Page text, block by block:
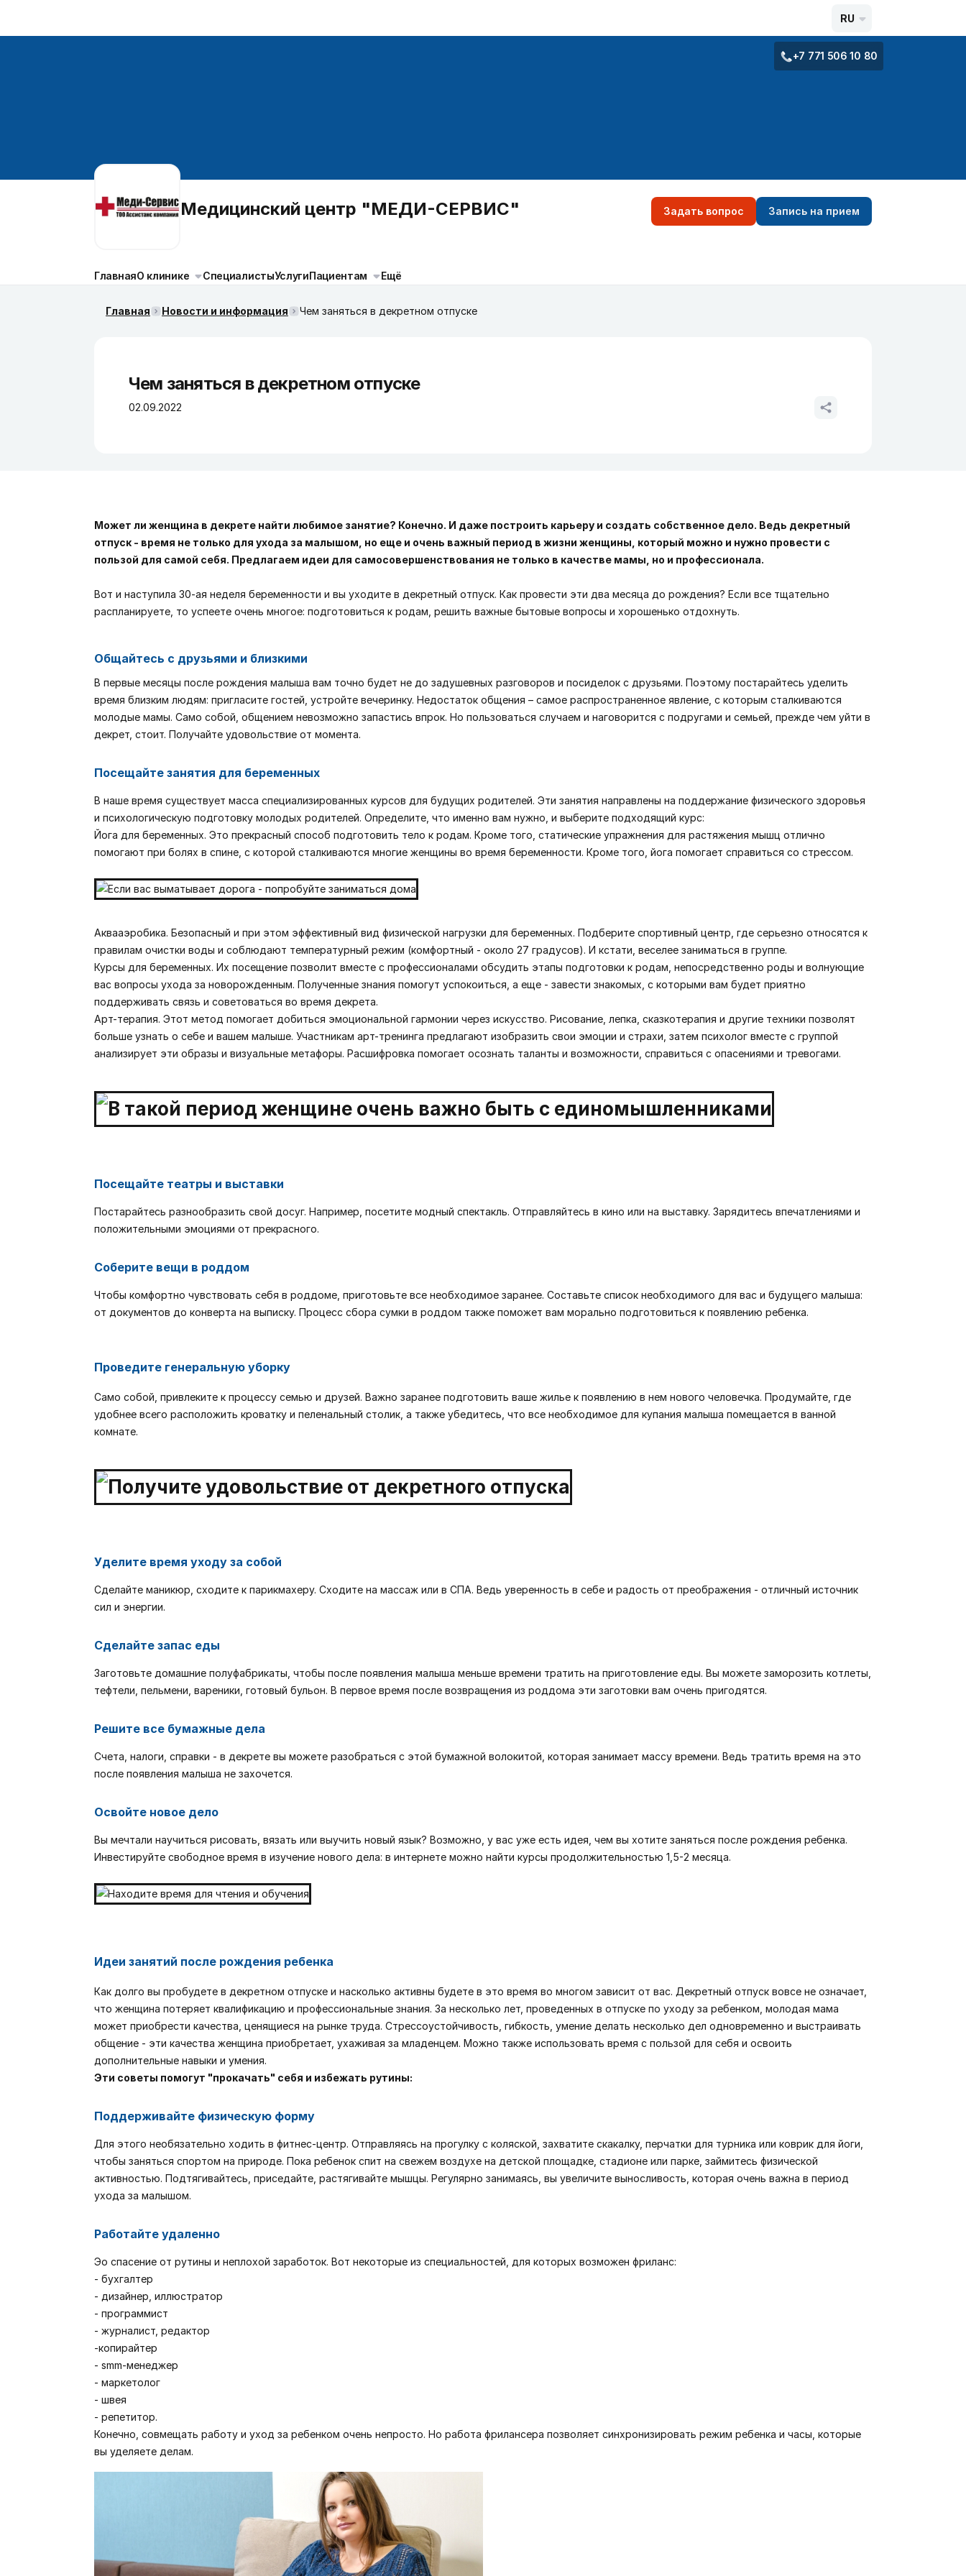
RU
+7 771 506 10 80
Медицинский центр "МЕДИ-СЕРВИС" Задать вопрос Запись на прием
ГлавнаяО клинике СпециалистыУслугиПациентам Ещё
Главная Новости и информация Чем заняться в декретном отпуске
Чем заняться в декретном отпуске
02.09.2022
Может ли женщина в декрете найти любимое занятие? Конечно. И даже построить карьеру и создать собственное дело. Ведь декретный
отпуск - время не только для ухода за малышом, но еще и очень важный период в жизни женщины, который можно и нужно провести с
пользой для самой себя. Предлагаем идеи для самосовершенствования не только в качестве мамы, но и профессионала.
Вот и наступила 30-ая неделя беременности и вы уходите в декретный отпуск. Как провести эти два месяца до рождения? Если все тщательно
распланируете, то успеете очень многое: подготовиться к родам, решить важные бытовые вопросы и хорошенько отдохнуть.
Общайтесь с друзьями и близкими
В первые месяцы после рождения малыша вам точно будет не до задушевных разговоров и посиделок с друзьями. Поэтому постарайтесь уделить
время близким людям: пригласите гостей, устройте вечеринку. Недостаток общения – самое распространенное явление, с которым сталкиваются
молодые мамы. Само собой, общением невозможно запастись впрок. Но пользоваться случаем и наговорится с подругами и семьей, прежде чем уйти в
декрет, стоит. Получайте удовольствие от момента.
Посещайте занятия для беременных
В наше время существует масса специализированных курсов для будущих родителей. Эти занятия направлены на поддержание физического здоровья
и психологическую подготовку молодых родителей. Определите, что именно вам нужно, и выберите подходящий курс:
Йога для беременных. Это прекрасный способ подготовить тело к родам. Кроме того, статические упражнения для растяжения мышц отлично
помогают при болях в спине, с которой сталкиваются многие женщины во время беременности. Кроме того, йога помогает справиться со стрессом.
Аквааэробика. Безопасный и при этом эффективный вид физической нагрузки для беременных. Подберите спортивный центр, где серьезно относятся к
правилам очистки воды и соблюдают температурный режим (комфортный - около 27 градусов). И кстати, веселее заниматься в группе.
Курсы для беременных. Их посещение позволит вместе с профессионалами обсудить этапы подготовки к родам, непосредственно роды и волнующие
вас вопросы ухода за новорожденным. Полученные знания помогут успокоиться, а еще - завести знакомых, с которыми вам будет приятно
поддерживать связь и советоваться во время декрета.
Арт-терапия. Этот метод помогает добиться эмоциональной гармонии через искусство. Рисование, лепка, сказкотерапия и другие техники позволят
больше узнать о себе и вашем малыше. Участникам арт-тренинга предлагают изобразить свои эмоции и страхи, затем психолог вместе с группой
анализирует эти образы и визуальные метафоры. Расшифровка помогает осознать таланты и возможности, справиться с опасениями и тревогами.
Посещайте театры и выставки
Постарайтесь разнообразить свой досуг. Например, посетите модный спектакль. Отправляйтесь в кино или на выставку. Зарядитесь впечатлениями и
положительными эмоциями от прекрасного.
Соберите вещи в роддом
Чтобы комфортно чувствовать себя в роддоме, приготовьте все необходимое заранее. Составьте список необходимого для вас и будущего малыша:
от документов до конверта на выписку. Процесс сбора сумки в роддом также поможет вам морально подготовиться к появлению ребенка.
Проведите генеральную уборку
Само собой, привлеките к процессу семью и друзей. Важно заранее подготовить ваше жилье к появлению в нем нового человечка. Продумайте, где
удобнее всего расположить кроватку и пеленальный столик, а также убедитесь, что все необходимое для купания малыша помещается в ванной
комнате.
Уделите время уходу за собой
Сделайте маникюр, сходите к парикмахеру. Сходите на массаж или в СПА. Ведь уверенность в себе и радость от преображения - отличный источник
сил и энергии.
Сделайте запас еды
Заготовьте домашние полуфабрикаты, чтобы после появления малыша меньше времени тратить на приготовление еды. Вы можете заморозить котлеты,
тефтели, пельмени, вареники, готовый бульон. В первое время после возвращения из роддома эти заготовки вам очень пригодятся.
Решите все бумажные дела
Счета, налоги, справки - в декрете вы можете разобраться с этой бумажной волокитой, которая занимает массу времени. Ведь тратить время на это
после появления малыша не захочется.
Освойте новое дело
Вы мечтали научиться рисовать, вязать или выучить новый язык? Возможно, у вас уже есть идея, чем вы хотите заняться после рождения ребенка.
Инвестируйте свободное время в изучение нового дела: в интернете можно найти курсы продолжительностью 1,5-2 месяца.
Идеи занятий после рождения ребенка
Как долго вы пробудете в декретном отпуске и насколько активны будете в это время во многом зависит от вас. Декретный отпуск вовсе не означает,
что женщина потеряет квалификацию и профессиональные знания. За несколько лет, проведенных в отпуске по уходу за ребенком, молодая мама
может приобрести качества, ценящиеся на рынке труда. Стрессоустойчивость, гибкость, умение делать несколько дел одновременно и выстраивать
общение - эти качества женщина приобретает, ухаживая за младенцем. Можно также использовать время с пользой для себя и освоить
дополнительные навыки и умения.
Эти советы помогут "прокачать" себя и избежать рутины:
Поддерживайте физическую форму
Для этого необязательно ходить в фитнес-центр. Отправляясь на прогулку с коляской, захватите скакалку, перчатки для турника или коврик для йоги,
чтобы заняться спортом на природе. Пока ребенок спит на свежем воздухе на детской площадке, стадионе или парке, займитесь физической
активностью. Подтягивайтесь, приседайте, растягивайте мышцы. Регулярно занимаясь, вы увеличите выносливость, которая очень важна в период
ухода за малышом.
Работайте удаленно
Эо спасение от рутины и неплохой заработок. Вот некоторые из специальностей, для которых возможен фриланс:
- бухгалтер
- дизайнер, иллюстратор
- программист
- журналист, редактор
-копирайтер
- smm-менеджер
- маркетолог
- швея
- репетитор.
Конечно, совмещать работу и уход за ребенком очень непросто. Но работа фрилансера позволяет синхронизировать режим ребенка и часы, которые
вы уделяете делам.